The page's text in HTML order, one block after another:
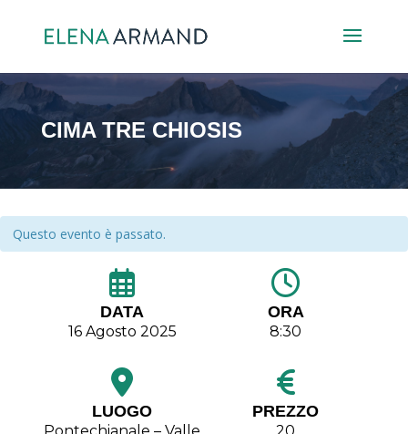
CIMA TRE CHIOSIS
Questo evento è passato.
DATA
16 Agosto 2025
ORA
8:30
LUOGO PREZZO